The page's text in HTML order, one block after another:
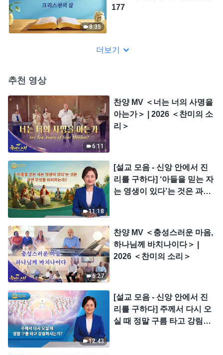
8:35
177
더보기
추천 영상
6:11
찬양 MV ＜너는 너의 사명을
아는가＞ | 2026 ＜찬미의 소
리＞
11:18
[설교 모음 - 신앙 안에서 진
리를 구하다] ‘아들을 믿는 자
는 영생이 있다’는 것은 과연
6:27
찬양 MV ＜충성스러운 마음,
하나님께 바치나이다＞ |
2026 ＜찬미의 소리＞
12:43
[설교 모음 - 신앙 안에서 진
리를 구하다] 주께서 다시 오
실 때 정말 구름 타고 강림하